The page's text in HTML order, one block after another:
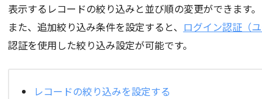
表示するレコードの絞り込みと並び順の変更ができます。
また、追加絞り込み条件を設定すると、 ログイン認証（ユ
認証を使用した絞り込み設定が可能です。
レコードの絞り込みを設定する